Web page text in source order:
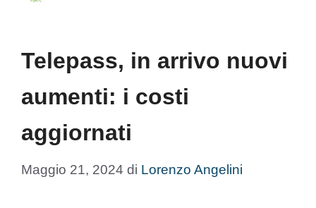
Telepass, in arrivo nuovi
aumenti: i costi
aggiornati
Maggio 21, 2024 di Lorenzo Angelini